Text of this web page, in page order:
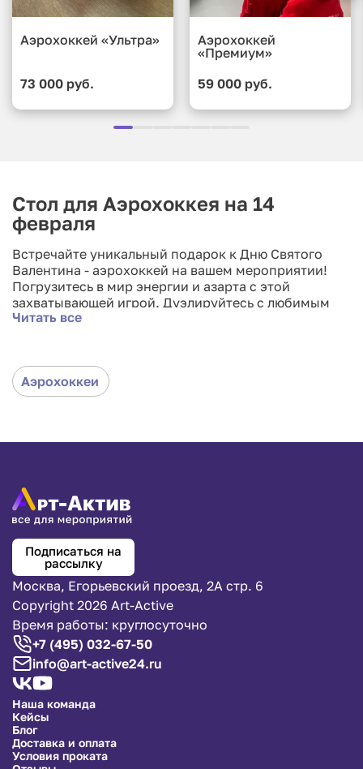
Аэрохоккей «Ультра»
73 000 руб.
Аэрохоккей
«Премиум»
59 000 руб.
Стол для Аэрохоккея на 14
февраля
Встречайте уникальный подарок к Дню Святого
Валентина - аэрохоккей на вашем мероприятии!
Погрузитесь в мир энергии и азарта с этой
захватывающей игрой. Дуэлируйтесь с любимым
человеком или веселитесь с друзьями, пока летают
мероприятий. Удивите и порадуйте ваших гостей
уникальным и зажигательным опытом, который они
запомнят на долгие годы. Не упустите шанс
Читать все
Аэрохоккеи
Подписаться на
рассылку
Москва, Егорьевский проезд, 2А стр. 6
Copyright 2026 Art-Active
Время работы: круглосуточно
+7 (495) 032-67-50
info@art-active24.ru
Наша команда
Кейсы
Блог
Доставка и оплата
Условия проката